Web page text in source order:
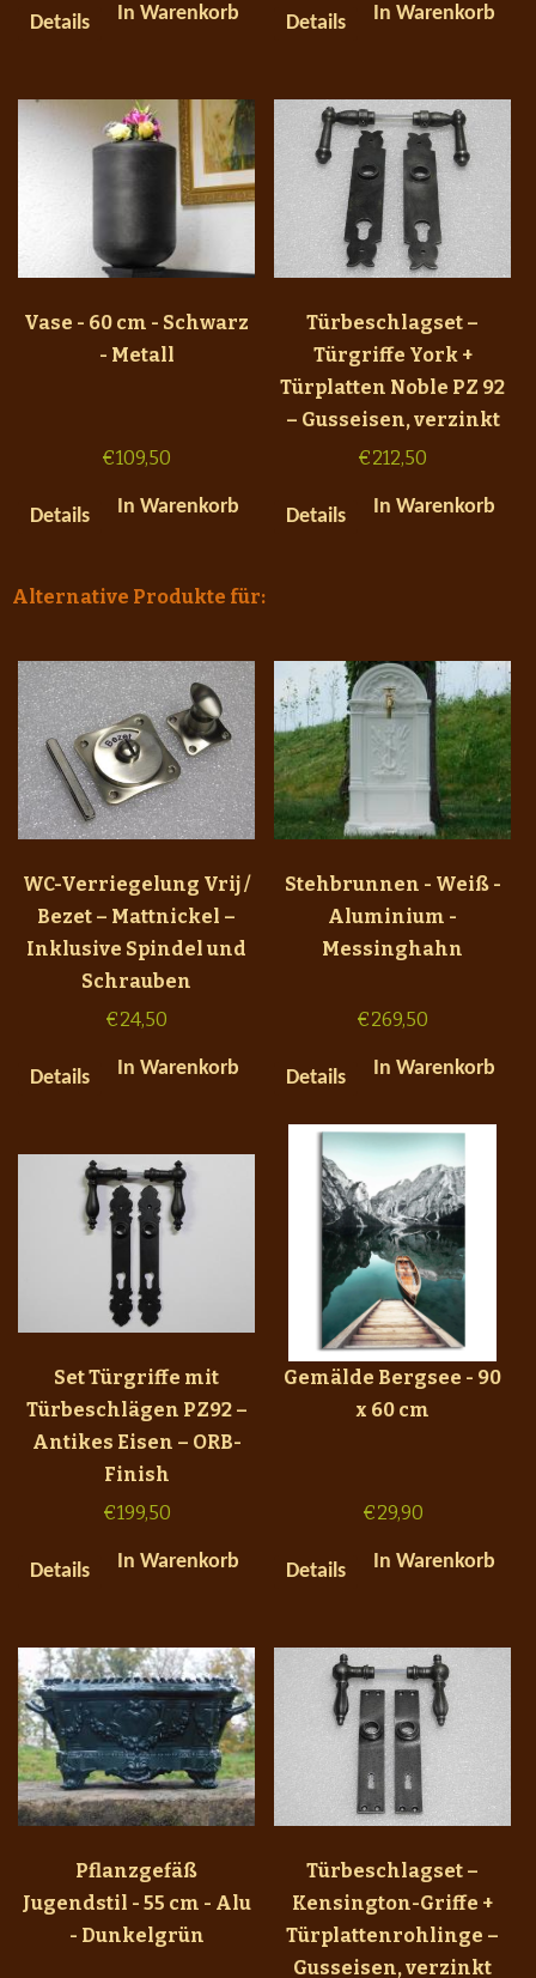
Details In Warenkorb Details In Warenkorb
Vase - 60 cm - Schwarz
- Metall
€109,50
Details In Warenkorb
Türbeschlagset –
Türgriffe York +
Türplatten Noble PZ 92
– Gusseisen, verzinkt
€212,50
Details In Warenkorb
Alternative Produkte für:
WC-Verriegelung Vrij /
Bezet – Mattnickel –
Inklusive Spindel und
Schrauben
€24,50
Details In Warenkorb
Stehbrunnen - Weiß -
Aluminium -
Messinghahn
€269,50
Details In Warenkorb
Set Türgriffe mit
Türbeschlägen PZ92 –
Antikes Eisen – ORB-
Finish
€199,50
Details In Warenkorb
Gemälde Bergsee - 90
x 60 cm
€29,90
Details In Warenkorb
Pflanzgefäß
Jugendstil - 55 cm - Alu
- Dunkelgrün
Türbeschlagset –
Kensington-Griffe +
Türplattenrohlinge –
Gusseisen, verzinkt